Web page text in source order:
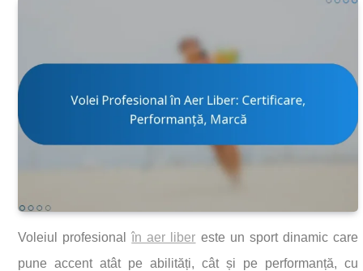
Voleiul profesionalîn aer liber este un sport dinamic care
pune accent atât pe abilități, cât și pe performanță, cu